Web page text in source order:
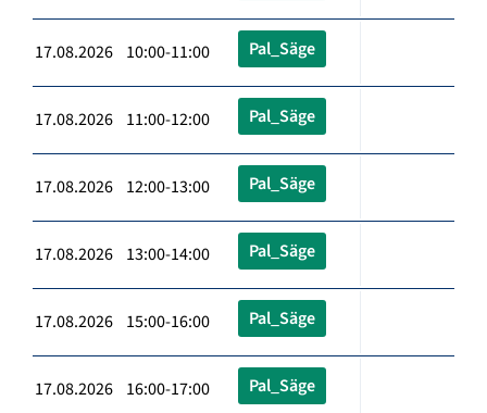
17.08.2026 10:00-11:00 Pal_Säge
17.08.2026 11:00-12:00 Pal_Säge
17.08.2026 12:00-13:00 Pal_Säge
17.08.2026 13:00-14:00 Pal_Säge
17.08.2026 15:00-16:00 Pal_Säge
17.08.2026 16:00-17:00 Pal_Säge